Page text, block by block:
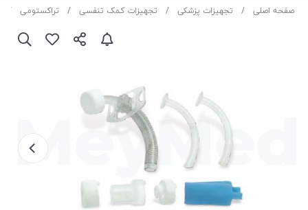
صفحه اصلی تجهیزات پزشکی تجهیزات کمک تنفسی تراکستومی